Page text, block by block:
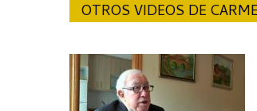
OTROS VIDEOS DE